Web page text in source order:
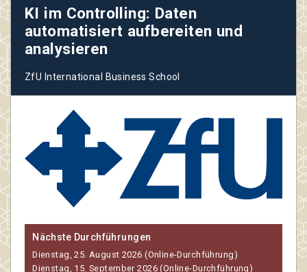
KI im Controlling: Daten
automatisiert aufbereiten und
analysieren
ZfU International Business School
Nächste Durchführungen
Dienstag, 25. August 2026 (Online-Durchführung)
Dienstag, 15. September 2026 (Online-Durchführung)